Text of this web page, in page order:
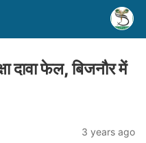
दावा फेल, बिजनौर में
3 years ago